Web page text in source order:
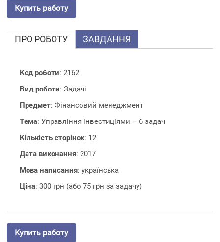
Купить работу
ПРО РОБОТУ ЗАВДАННЯ
Код роботи: 2162
Вид роботи: Задачі
Предмет: Фінансовий менеджмент
Тема: Управління інвестиціями – 6 задач
Кількість сторінок: 12
Дата виконання: 2017
Мова написання: українська
Ціна: 300 грн (або 75 грн за задачу)
Купить работу